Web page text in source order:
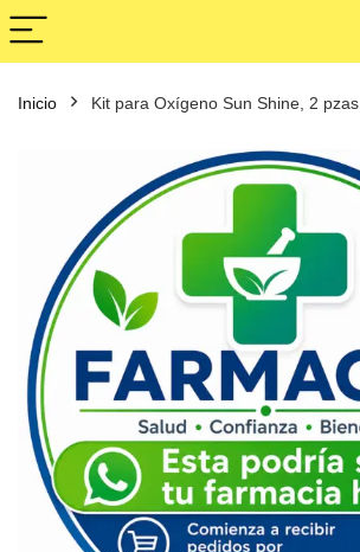
Inicio Kit para Oxígeno Sun Shine, 2 pzas.